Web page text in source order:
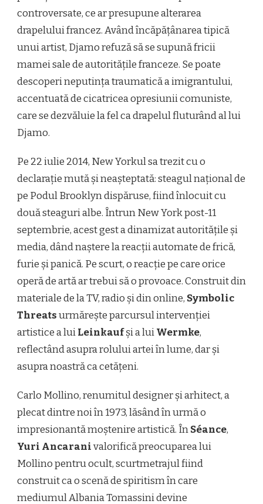
controversate, ce ar presupune alterarea
drapelului francez. Având încăpățânarea tipică
unui artist, Djamo refuză să se supună fricii
mamei sale de autoritățile franceze. Se poate
descoperi neputința traumatică a imigrantului,
accentuată de cicatricea opresiunii comuniste,
care se dezvăluie la fel ca drapelul fluturând al lui
Djamo.
Pe 22 iulie 2014, New York­ul s­a trezit cu o
declarație mută și neașteptată: steagul național de
pe Podul Brooklyn dispăruse, fiind înlocuit cu
două steaguri albe. Într­un New York post-11
septembrie, acest gest a dinamizat autoritățile și
media, dând naștere la reacții automate de frică,
furie și panică. Pe scurt, o reacție pe care orice
operă de artă ar trebui să o provoace. Construit din
materiale de la TV, radio și din online, Symbolic
Threatsurmărește parcursul intervenției
artistice a luiLeinkaufși a luiWermke,
reflectând asupra rolului artei în lume, dar și
asupra noastră ca cetățeni.
Carlo Mollino, renumitul designer și arhitect, a
plecat dintre noi în 1973, lăsând în urmă o
impresionantă moștenire artistică. ÎnSéance,
Yuri Ancaranivalorifică preocuparea lui
Mollino pentru ocult, scurtmetrajul fiind
construit ca o scenă de spiritism în care
mediumul Albania Tomassini devine